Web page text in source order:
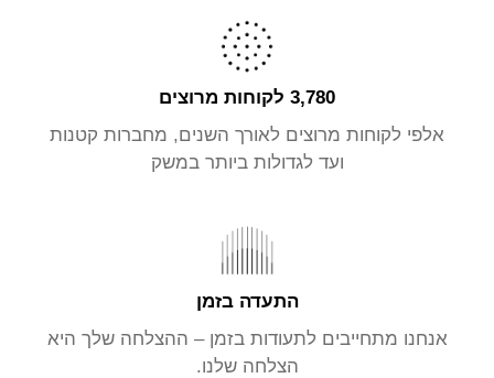
3,780 לקוחות מרוצים
אלפי לקוחות מרוצים לאורך השנים, מחברות קטנות
ועד לגדולות ביותר במשק
התעדה בזמן
אנחנו מתחייבים לתעודות בזמן – ההצלחה שלך היא
הצלחה שלנו.